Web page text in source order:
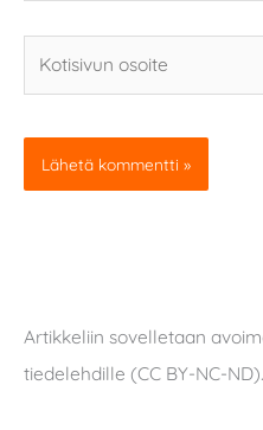
osoite
Artikkeliin sovelletaan
tiedelehdille (CC BY-NC-ND).